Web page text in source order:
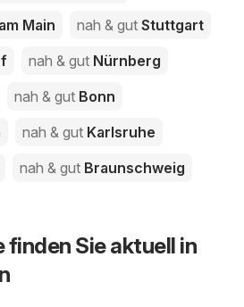
Main nah & gut Stuttgart
nah & gut Nürnberg
nah & gut Bonn
nah & gut Karlsruhe
nah & gut Braunschweig
finden Sie aktuell in